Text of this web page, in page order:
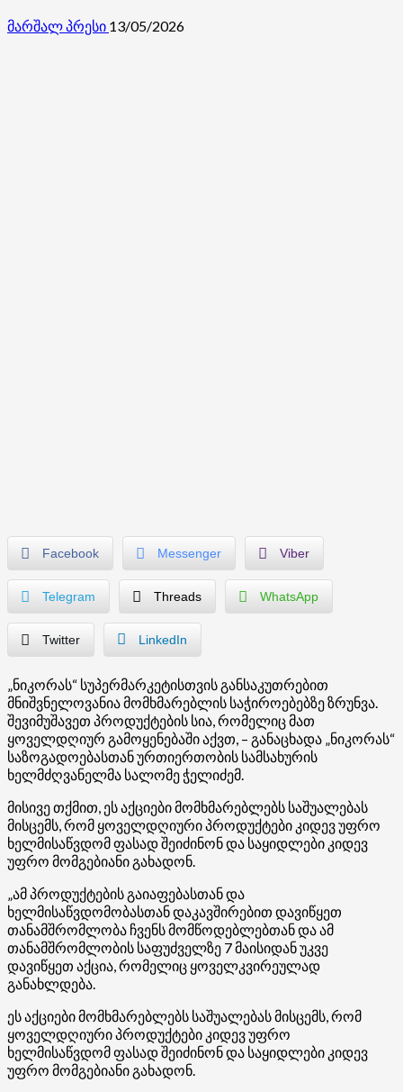
მარშალ პრესი 13/05/2026
Facebook Messenger Viber
Telegram Threads WhatsApp
Twitter LinkedIn
„ნიკორას“ სუპერმარკეტისთვის განსაკუთრებით
მნიშვნელოვანია მომხმარებლის საჭიროებებზე ზრუნვა.
შევიმუშავეთ პროდუქტების სია, რომელიც მათ
ყოველდღიურ გამოყენებაში აქვთ, – განაცხადა „ნიკორას“
საზოგადოებასთან ურთიერთობის სამსახურის
ხელმძღვანელმა სალომე ჭელიძემ.
მისივე თქმით, ეს აქციები მომხმარებლებს საშუალებას
მისცემს, რომ ყოველდღიური პროდუქტები კიდევ უფრო
ხელმისაწვდომ ფასად შეიძინონ და საყიდლები კიდევ
უფრო მომგებიანი გახადონ.
„ამ პროდუქტების გაიაფებასთან და
ხელმისაწვდომობასთან დაკავშირებით დავიწყეთ
თანამშრომლობა ჩვენს მომწოდებლებთან და ამ
თანამშრომლობის საფუძველზე 7 მაისიდან უკვე
დავიწყეთ აქცია, რომელიც ყოველკვირეულად
განახლდება.
ეს აქციები მომხმარებლებს საშუალებას მისცემს, რომ
ყოველდღიური პროდუქტები კიდევ უფრო
ხელმისაწვდომ ფასად შეიძინონ და საყიდლები კიდევ
უფრო მომგებიანი გახადონ.